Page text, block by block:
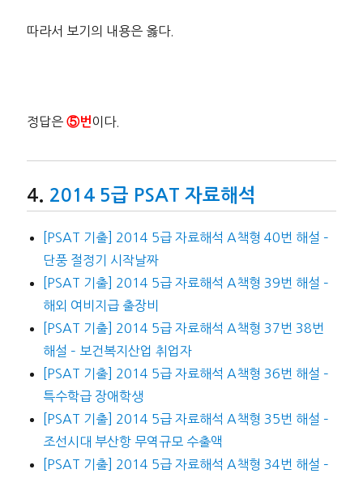
따라서 보기의 내용은 옳다.
정답은⑤번 이다.
2014 5급 PSAT 자료해석
[PSAT 기출] 2014 5급 자료해석 A책형 40번 해설 –
단풍 절정기 시작날짜
[PSAT 기출] 2014 5급 자료해석 A책형 39번 해설 –
해외 여비지급 출장비
[PSAT 기출] 2014 5급 자료해석 A책형 37번 38번
해설 – 보건복지산업 취업자
[PSAT 기출] 2014 5급 자료해석 A책형 36번 해설 –
특수학급 장애학생
[PSAT 기출] 2014 5급 자료해석 A책형 35번 해설 –
조선시대 부산항 무역규모 수출액
[PSAT 기출] 2014 5급 자료해석 A책형 34번 해설 –